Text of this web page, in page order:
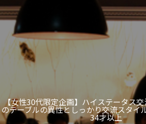
【女性30代限定企画】ハイステータス
のテーブルの異性としっかり交流スタイ
34才以上